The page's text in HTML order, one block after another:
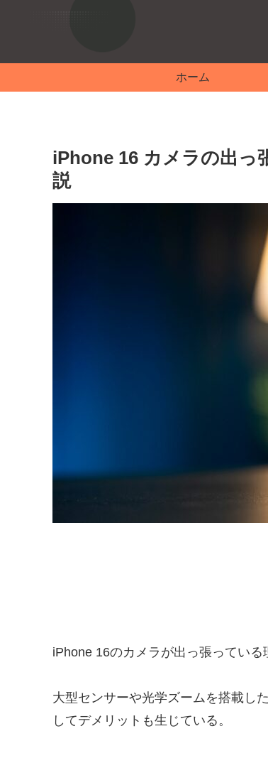
ホーム
iPhone 16 カメラの出っ
説
iPhone 16のカメラが出っ張っている
大型センサーや光学ズームを搭載し
してデメリットも生じている。